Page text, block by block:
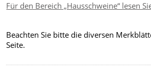
Für den Bereich „Hausschweine“ lesen
Beachten Sie bitte die diversen
Seite.